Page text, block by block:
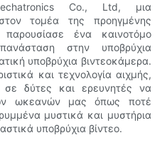
Co., Ltd, μια
τομέα της προηγμένης
παρουσίασε ένα καινοτόμο
στην υποβρύχια
υποβρύχια βιντεοκάμερα.
και τεχνολογία αιχμής,
δύτες και ερευνητές να
ωκεανών μας όπως ποτέ
μυστικά και μυστήρια
υποβρύχια βίντεο.